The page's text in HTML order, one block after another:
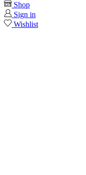
Shop
Sign in
Wishlist